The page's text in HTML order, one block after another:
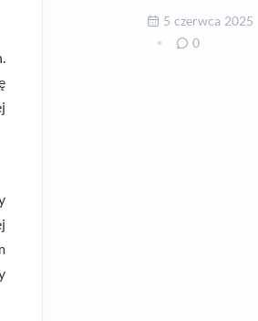
5 czerwca 2025
0